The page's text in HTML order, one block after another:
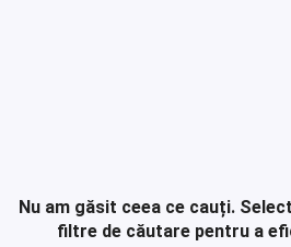
Nu am găsit ceea ce cauți.
filtre de căutare pentru a